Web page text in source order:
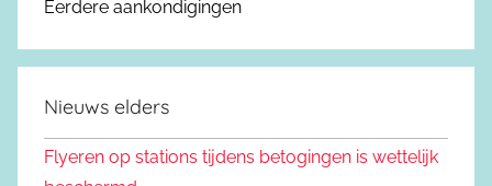
Eerdere aankondigingen
Nieuws elders
Flyeren op stations tijdens betogingen is wettelijk